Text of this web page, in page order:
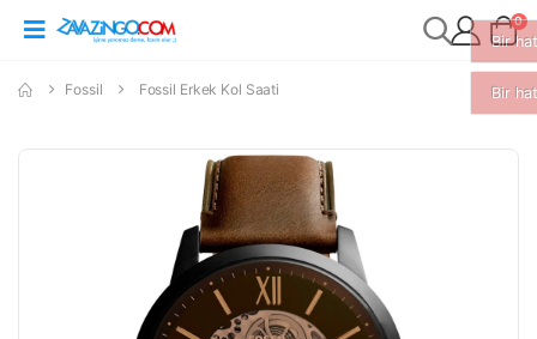
0
Fossil Fossil Erkek Kol Saati